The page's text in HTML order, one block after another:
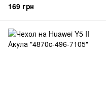
169 грн